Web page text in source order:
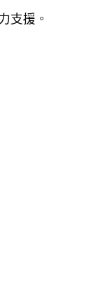
支援。